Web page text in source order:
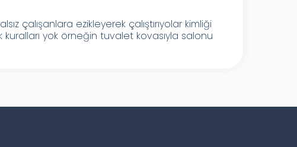
çalışanlara ezikleyerek çalıştırıyolar kimliği
kuralları yok örneğin tuvalet kovasıyla salonu